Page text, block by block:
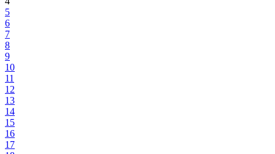
5
6
7
8
9
10
11
12
13
14
15
16
17